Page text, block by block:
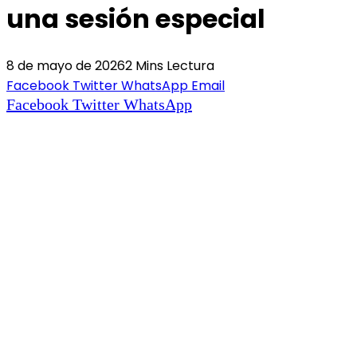
una sesión especial
8 de mayo de 20262 Mins Lectura
Facebook TwitterWhatsApp Email
Facebook Twitter WhatsApp